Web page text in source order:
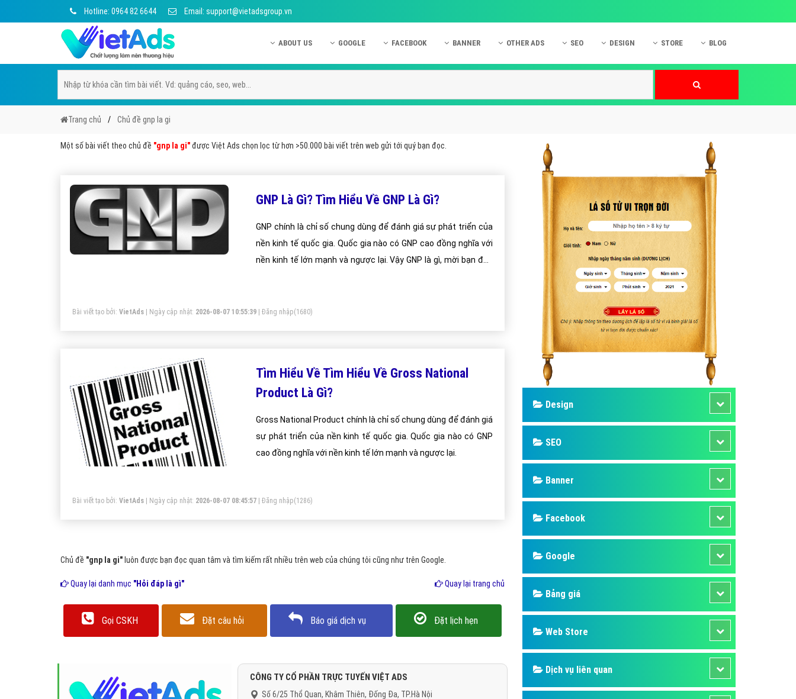
Hotline: 0964 82 6644 Email: support@vietadsgroup.vn
ABOUT US GOOGLE
Tiện ích mở rộng quảng cáo Google
Hỏi đáp Google
FACEBOOK BANNER OTHER ADS
Quảng cáo Online
Quảng cáo Skype
Quảng cáo TVC
Quảng cáo Cốc Cốc
Phần mềm ứng dụng hay
Dịch vụ Domain & Hosting
Hỏi đáp phần mềm
Hỏi đáp quảng cáo TVC
Hỏi đáp quảng cáo mobile
Hỏi đáp quảng cáo Online
Hỏi đáp quảng cáo Skype
Quảng cáo Youtube
Dịch vụ quảng cáo Youtube
Dịch vụ quảng cáo Cốc Cốc
Dịch vụ quảng cáo Tiktok
Dịch vụ quảng cáo Zalo
Định nghĩa
Nghĩa là gì
Phần mềm ứng dụng hay
SEO DESIGN
Hỏi đáp Website
STORE BLOG
Trang chủ Chủ đề gnp la gi
Một số bài viết theo chủ đề "gnp la gi"được Việt Ads chọn lọc từ hơn >50.000 bài viết trên web gửi tới quý bạn đọc.
GNP Là Gì? Tìm Hiểu Về GNP Là Gì?
GNP chính là chỉ số chung dùng để đánh giá sự phát triển của
nền kinh tế quốc gia. Quốc gia nào có GNP cao đồng nghĩa với
nền kinh tế lớn mạnh và ngược lại. Vậy GNP là gì, mời bạn đọc
Bài viết tạo bởi: VietAds | Ngày cập nhật: 2026-08-07 10:55:39 Đăng nhập(1680)
Tìm Hiểu Về Tìm Hiểu Về Gross National
Product Là Gì?
Gross National Product chính là chỉ số chung dùng để đánh giá
sự phát triển của nền kinh tế quốc gia. Quốc gia nào có GNP
cao đồng nghĩa với nền kinh tế lớn mạnh và ngược lại.
Bài viết tạo bởi: VietAds | Ngày cập nhật: 2026-08-07 08:45:57 Đăng nhập(1286)
Chủ đề "gnp la gi" luôn được bạn đọc quan tâm và tìm kiếm rất nhiều trên web của chúng tôi cũng như trên Google.
Quay lại danh mục "Hỏi đáp là gì" Quay lại trang chủ
Gọi CSKH Đặt câu hỏi Báo giá dịch vụ Đặt lịch hẹn
CÔNG TY CỔ PHẦN TRỰC TUYẾN VIỆT ADS
Số 6/25 Thổ Quan, Khâm Thiên, Đống Đa, TP.Hà Nội
Design
SEO
Banner
Facebook
Google
Bảng giá
Web Store
Dịch vụ liên quan